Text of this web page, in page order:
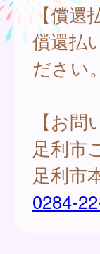
【償還
償還払
ださい。
【お
足利市
足利市
0284-